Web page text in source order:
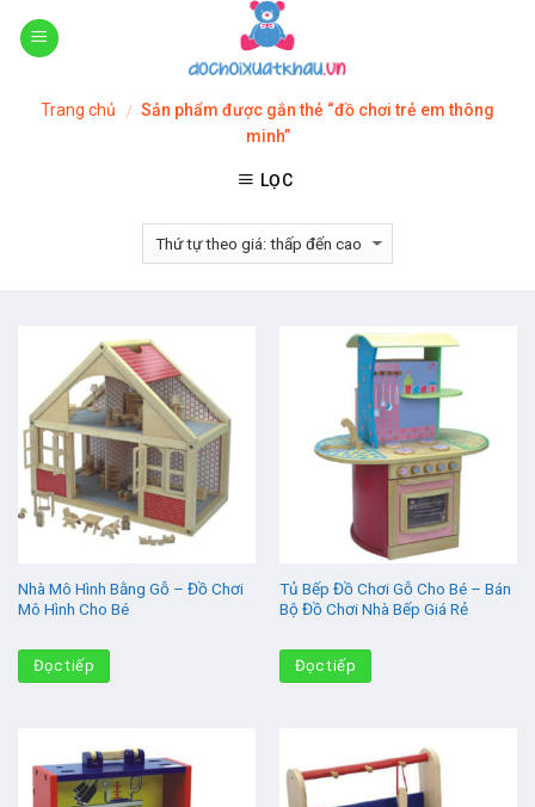
Skip
Trang chủ / Sản phẩm được gắn thẻ “đồ chơi trẻ em thông
minh”
LỌC
Nhà Mô Hình Bằng Gỗ – Đồ Chơi
Mô Hình Cho Bé
Đọc tiếp
Tủ Bếp Đồ Chơi Gỗ Cho Bé – Bán
Bộ Đồ Chơi Nhà Bếp Giá Rẻ
Đọc tiếp